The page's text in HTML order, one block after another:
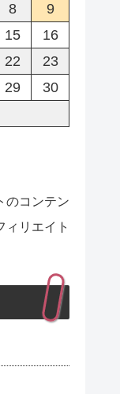
8
9
15
16
22
23
29
30
のコンテン
ィリエイト